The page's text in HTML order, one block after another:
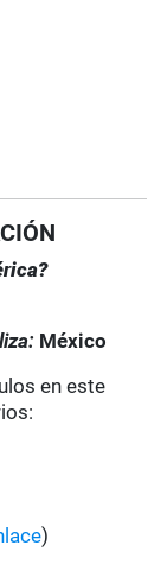
México
en este
)